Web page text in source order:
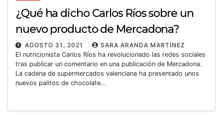
¿Qué ha dicho Carlos Ríos sobre un
nuevo producto de Mercadona?
AGOSTO 31, 2021
SARA ARANDA MARTÍNEZ
El nutricionista Carlos Ríos ha revolucionado las redes sociales
tras publicar un comentario en una publicación de Mercadona.
La cadena de supermercados valenciana ha presentado unos
nuevos palitos de chocolate…